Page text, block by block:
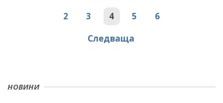
НОВИНИ
2
3 4 5
6
Следваща